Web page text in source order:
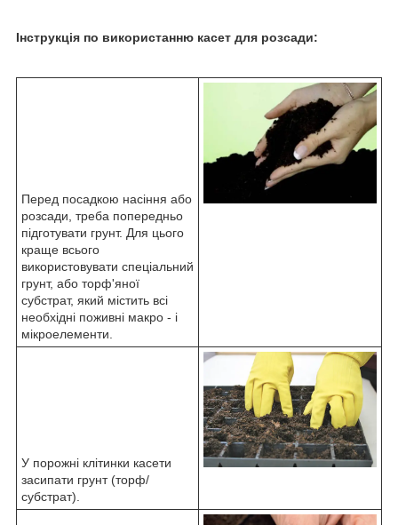
Інструкція по використанню касет для розсади:
Перед посадкою насіння або
розсади, треба попередньо
підготувати грунт. Для цього
краще всього
використовувати спеціальний
грунт, або торф'яної
субстрат, який містить всі
необхідні поживні макро - і
мікроелементи.
У порожні клітинки касети
засипати грунт (торф/
субстрат).